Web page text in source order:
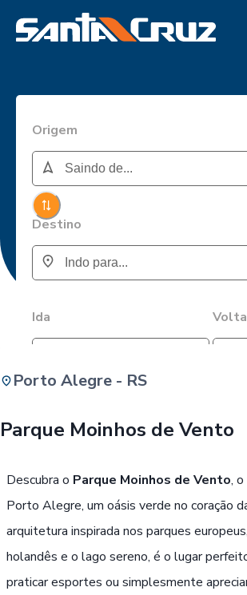
Origem
Destino
Ida
Porto Alegre - RS
Parque Moinhos de Vento
Descubra o Parque Moinhos de Vento,
Porto Alegre, um oásis verde no coração
arquitetura inspirada nos parques
holandês e o lago sereno, é o lugar
praticar esportes ou simplesmente